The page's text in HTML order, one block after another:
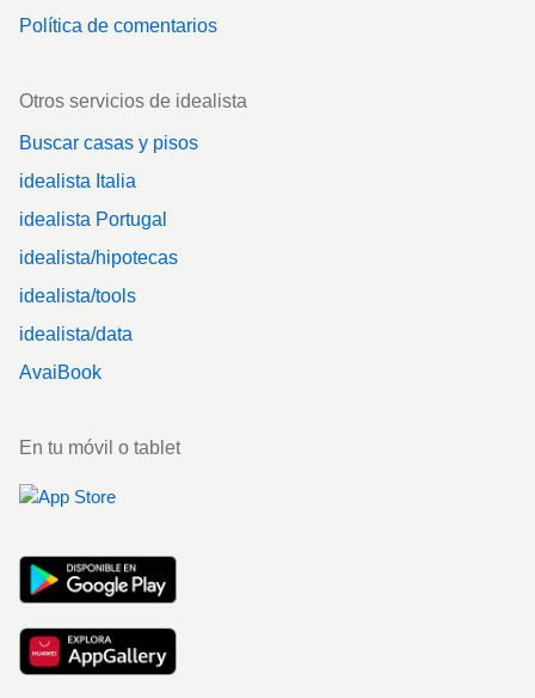
Política de comentarios
Otros servicios de idealista
Buscar casas y pisos
idealista Italia
idealista Portugal
idealista/hipotecas
idealista/tools
idealista/data
AvaiBook
En tu móvil o tablet